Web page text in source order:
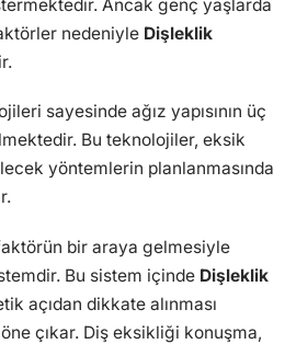
Ancak genç yaşlarda
nedeniyle Dişleklik
sayesinde ağız yapısının üç
Bu teknolojiler, eksik
yöntemlerin planlanmasında
bir araya gelmesiyle
Bu sistem içinde Dişleklik
açıdan dikkate alınması
çıkar. Diş eksikliği konuşma,